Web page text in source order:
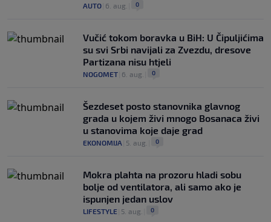
AUTO 6. aug. 0
Vučić tokom boravka u BiH: U Čipuljićima
su svi Srbi navijali za Zvezdu, dresove
Partizana nisu htjeli
NOGOMET 6. aug. 0
Šezdeset posto stanovnika glavnog
grada u kojem živi mnogo Bosanaca živi
u stanovima koje daje grad
EKONOMIJA 5. aug. 0
Mokra plahta na prozoru hladi sobu
bolje od ventilatora, ali samo ako je
ispunjen jedan uslov
LIFESTYLE 5. aug. 0